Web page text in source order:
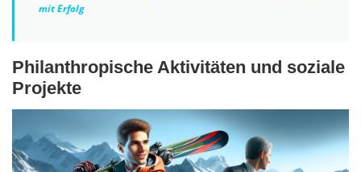
mit Erfolg
Philanthropische Aktivitäten und soziale
Projekte